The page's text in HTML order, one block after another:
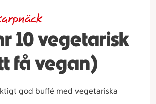
10 vegetarisk
få vegan)
god buffé med vegetariska